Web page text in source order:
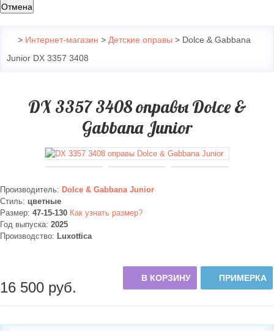
Отмена
> Интернет-магазин > Детские оправы > Dolce & Gabbana
Junior DX 3357 3408
DX 3357 3408 оправы Dolce &
Gabbana Junior
Производитель: Dolce & Gabbana Junior
Стиль: цветные
Размер: 47-15-130 Как узнать размер?
Год выпуска: 2025
Производство: Luxottica
16 500 руб.
В КОРЗИНУ ПРИМЕРКА